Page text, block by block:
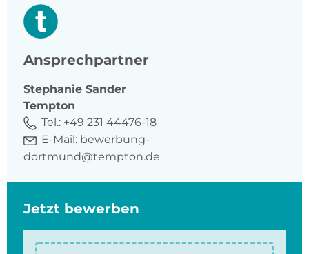
Ansprechpartner
Stephanie Sander
Tempton
Tel.: +49 231 44476-18
E-Mail: bewerbung-
dortmund@tempton.de
Jetzt bewerben